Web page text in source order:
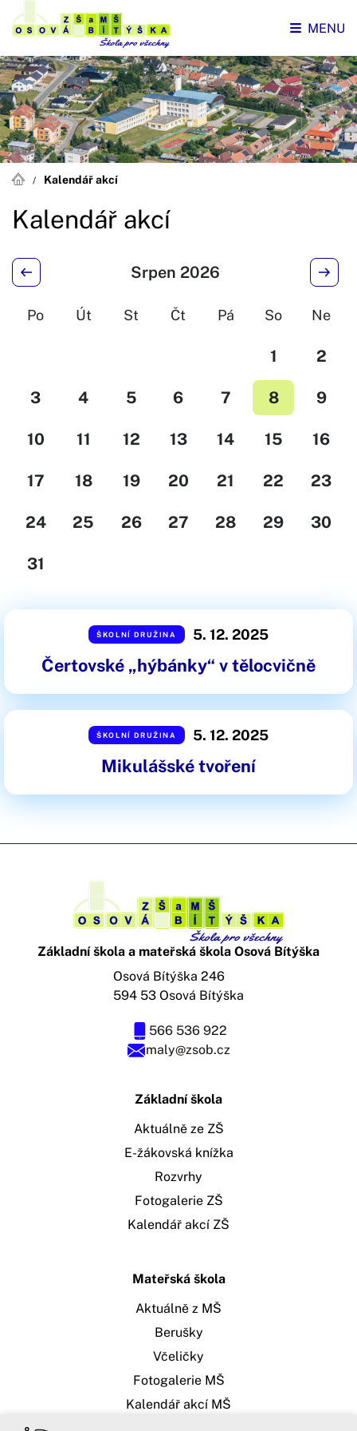
MENU
Kalendář akcí
Kalendář akcí
Srpen 2026
Po Út St Čt Pá So Ne
1 2
3 4 5 6 7 8 9
10 11 12 13 14 15 16
17 18 19 20 21 22 23
24 25 26 27 28 29 30
31
ŠKOLNÍ DRUŽINA 5. 12. 2025
Čertovské „hýbánky“ v tělocvičně
ŠKOLNÍ DRUŽINA 5. 12. 2025
Mikulášské tvoření
Základní škola a mateřská škola Osová Bítýška
maly@zsob.cz
566 536 922
Osová Bítýška 246
594 53 Osová Bítýška
Základní škola
Aktuálně ze ZŠ
E-žákovská knížka
Rozvrhy
Fotogalerie ZŠ
Kalendář akcí ZŠ
Mateřská škola
Aktuálně z MŠ
Berušky
Včeličky
Fotogalerie MŠ
Kalendář akcí MŠ